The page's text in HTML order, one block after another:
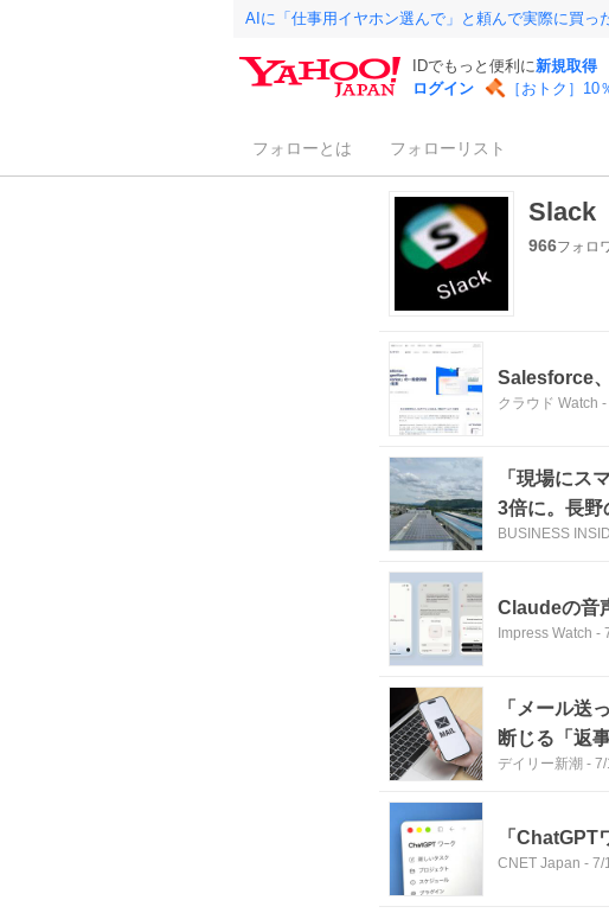
AIに「仕事用イヤホン選んで」と頼んで実際に買っ
IDでもっと便利に新規取得
ログイン
［おトク］
フォローとは フォローリスト
Slack
966フォロ
Salesforce
クラウド Watch -
「現場に
3倍に。長野
BUSINESS
Claudeの音
Impress Watch -
「メール
断じる「返
んですか？
デイリー新潮 -
「
CNET Japan - 7/